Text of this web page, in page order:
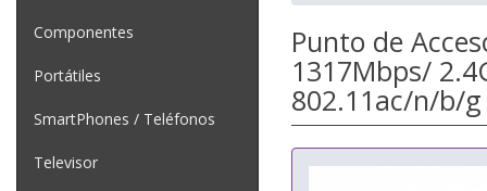
Componentes
Portátiles
SmartPhones / Teléfonos
Televisor
Punto de
1317Mbps/
802.11ac/n/b/g